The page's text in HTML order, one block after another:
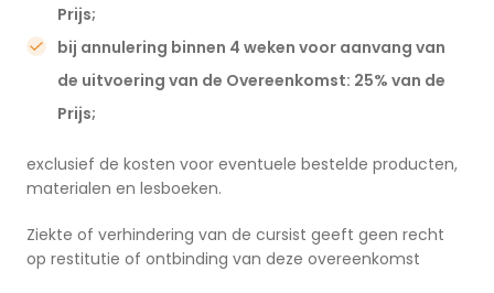
Prijs;
bij annulering binnen 4 weken voor aanvang van
de uitvoering van de Overeenkomst: 25% van de
Prijs;
exclusief de kosten voor eventuele bestelde producten,
materialen en lesboeken.
Ziekte of verhindering van de cursist geeft geen recht
op restitutie of ontbinding van deze overeenkomst